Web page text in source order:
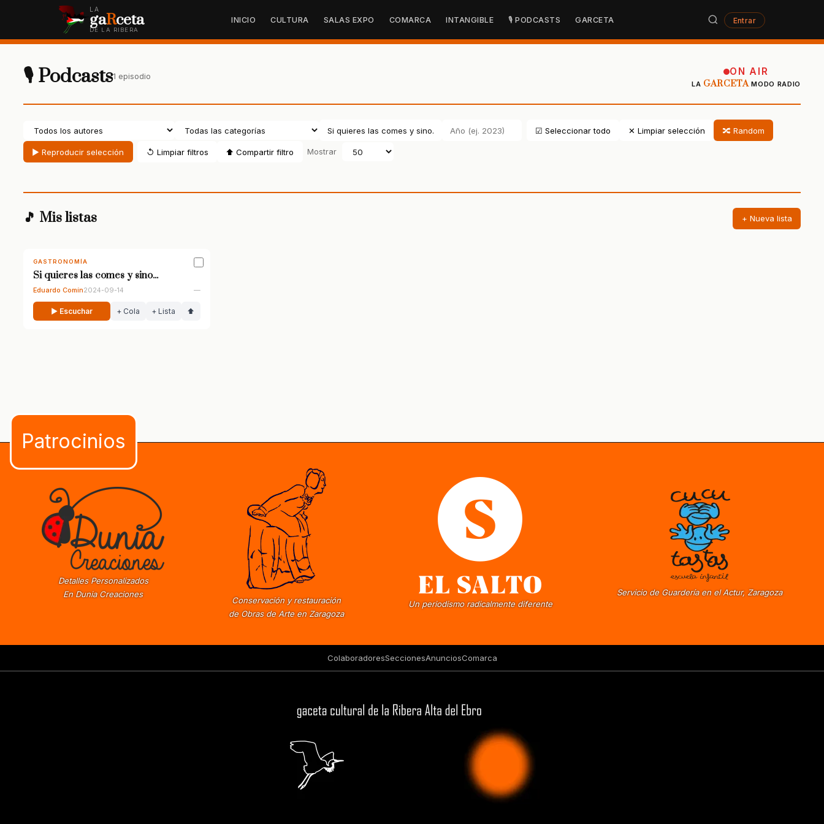
LA
gaRceta
DE LA RIBERA
INICIO CULTURA SALAS EXPO COMARCA INTANGIBLE 🎙 PODCASTS GARCETA Entrar
🎙 Podcasts1 episodio ON AIR
LA GARCETAMODO RADIO
☑ Seleccionar todo ✕ Limpiar selección 🔀 Random
▶ Reproducir selección ↺ Limpiar filtros ⬆ Compartir filtro Mostrar
🎵 Mis listas + Nueva lista
GASTRONOMÍA
Si quieres las comes y sino...
Eduardo Comín2024-09-14 —
▶ Escuchar + Cola + Lista ⬆
Detalles Personalizados
En Dunia Creaciones
Conservación y restauración
de Obras de Arte en Zaragoza
Un periodismo radicalmente diferente
Servicio de Guardería en el Actur, Zaragoza
ColaboradoresSeccionesAnunciosComarca